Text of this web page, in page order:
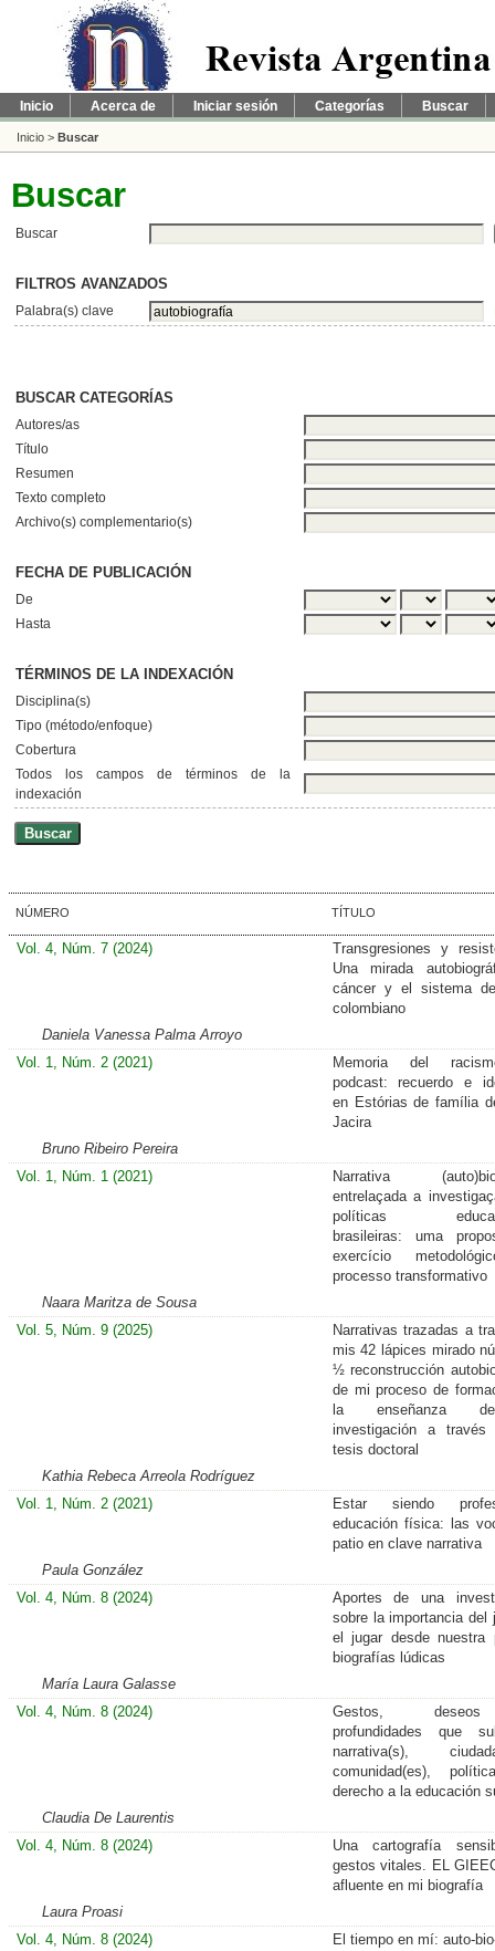
Inicio Acerca de Iniciar sesión Categorías Buscar
Inicio > Buscar
Buscar
Buscar
FILTROS AVANZADOS
Palabra(s) clave
BUSCAR CATEGORÍAS
Autores/as
Título
Resumen
Texto completo
Archivo(s) complementario(s)
FECHA DE PUBLICACIÓN
De
Hasta
TÉRMINOS DE LA INDEXACIÓN
Disciplina(s)
Tipo (método/enfoque)
Cobertura
Todos los campos de términos de la
indexación
NÚMERO TÍTULO
Vol. 4, Núm. 7 (2024)
Transgresiones y
Una mirada
cáncer y el sistema
colombiano
Daniela Vanessa Palma Arroyo
Vol. 1, Núm. 2 (2021)
Memoria del
podcast: recuerdo e
en Estórias de família
Jacira
Bruno Ribeiro Pereira
Vol. 1, Núm. 1 (2021)
Narrativa
entrelaçada a
políticas
brasileiras: uma
exercício
processo transformativo
Naara Maritza de Sousa
Vol. 5, Núm. 9 (2025)
Narrativas trazadas a
mis 42 lápices mirado
½ reconstrucción
de mi proceso de
la enseñanza
investigación a
tesis doctoral
Kathia Rebeca Arreola Rodríguez
Vol. 1, Núm. 2 (2021)
Estar siendo
educación física: las
patio en clave narrativa
Paula González
Vol. 4, Núm. 8 (2024)
Aportes de una
sobre la importancia del
el jugar desde nuestra
biografías lúdicas
María Laura Galasse
Vol. 4, Núm. 8 (2024)
Gestos,
profundidades que
narrativa(s),
comunidad(es),
derecho a la educación
Claudia De Laurentis
Vol. 4, Núm. 8 (2024)
Una cartografía
gestos vitales. EL
afluente en mi biografía
Laura Proasi
Vol. 4, Núm. 8 (2024)
El tiempo en mí: auto-